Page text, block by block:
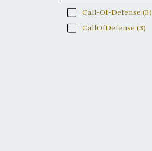
Call-Of-Defense (3)
CallOfDefense (3)